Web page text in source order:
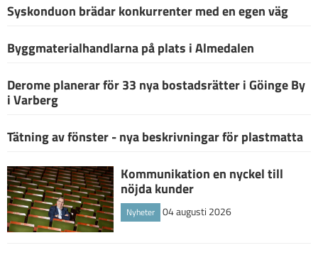
Syskonduon brädar konkurrenter med en egen väg
Byggmaterialhandlarna på plats i Almedalen
Derome planerar för 33 nya bostadsrätter i Göinge By
i Varberg
Tätning av fönster - nya beskrivningar för plastmatta
Kommunikation en nyckel till
nöjda kunder
Nyheter 04 augusti 2026